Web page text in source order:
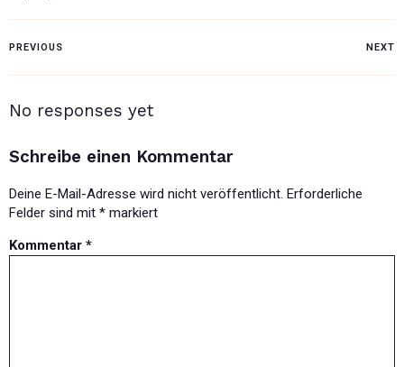
PREVIOUS NEXT
No responses yet
Schreibe einen Kommentar
Deine E-Mail-Adresse wird nicht veröffentlicht. Erforderliche
Felder sind mit * markiert
Kommentar *